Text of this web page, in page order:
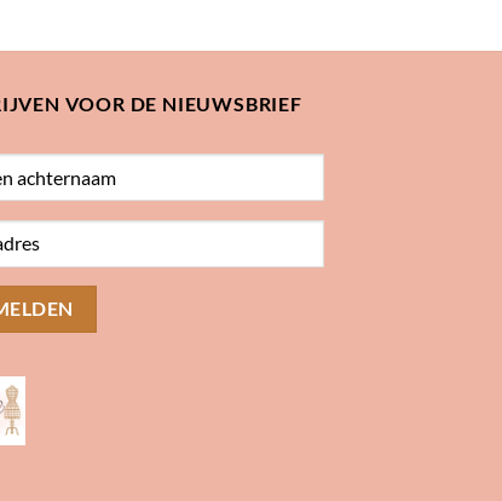
VOOR DE NIEUWSBRIEF